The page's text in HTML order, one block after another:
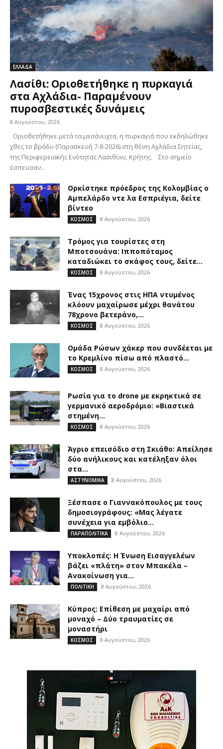
ΕΛΛΑΔΑ
Λασίθι: Οριοθετήθηκε η πυρκαγιά
στα Αχλάδια- Παραμένουν
πυροσβεστικές δυνάμεις
8 Αυγούστου, 2026
Οριοθετήθηκε μετά τα μεσάνυχτα, η πυρκαγιά που εκδηλώθηκε
χθες το βράδυ (Παρασκευή 7-8-2026) στη θέση Αχλάδια Σητείας,
της Περιφερειακής Ενότητας Λασιθίου, Κρήτης. Στο σημείο
έσπευσαν...
Ορκίστηκε πρόεδρος της Κολομβίας ο
Αμπελάρδο ντε λα Εσπριέγια, δείτε
βίντεο
ΚΟΣΜΟΣ 8 Αυγούστου, 2026
Τρόμος για τουρίστες στη
Μποτσουάνα: Ιπποπόταμος
καταδιώκει το σκάφος τους, δείτε...
ΚΟΣΜΟΣ 8 Αυγούστου, 2026
Ένας 15χρονος στις ΗΠΑ ντυμένος
κλόουν μαχαίρωσε μέχρι θανάτου
78χρονο βετεράνο,...
ΚΟΣΜΟΣ 8 Αυγούστου, 2026
Ομάδα Ρώσων χάκερ που συνδέεται με
το Κρεμλίνο πίσω από πλαστό...
ΚΟΣΜΟΣ 8 Αυγούστου, 2026
Ρωσία για το drone με εκρηκτικά σε
γερμανικό αεροδρόμιο: «Βιαστικά
στημένη...
ΚΟΣΜΟΣ 8 Αυγούστου, 2026
Άγριο επεισόδιο στη Σκιάθο: Απείλησε
δύο ανήλικους και κατέληξαν όλοι
στα...
ΑΣΤΥΝΟΜΙΚΑ 8 Αυγούστου, 2026
Ξέσπασε ο Γιαννακόπουλος με τους
δημοσιογράφους: «Μας λέγατε
συνέχεια για εμβόλιο...
ΠΑΡΑΠΟΛΙΤΙΚΑ 8 Αυγούστου, 2026
Υποκλοπές: Η Ένωση Εισαγγελέων
βάζει «πλάτη» στον Μπακέλα –
Ανακοίνωση για...
ΠΟΛΙΤΙΚΗ 8 Αυγούστου, 2026
Κύπρος: Επίθεση με μαχαίρι από
μοναχό – Δύο τραυματίες σε
μοναστήρι
ΚΟΣΜΟΣ 8 Αυγούστου, 2026